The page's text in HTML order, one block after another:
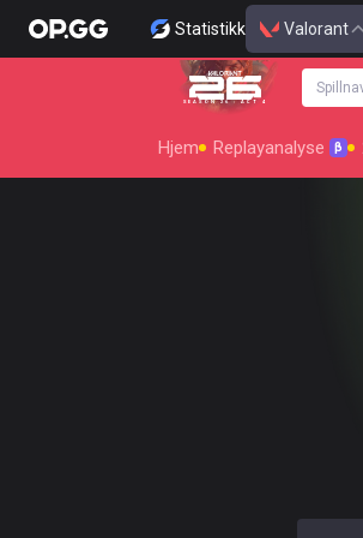
Statistikk Valorant
SEASON 26 : ACT 4
Hjem Replayanalyse β